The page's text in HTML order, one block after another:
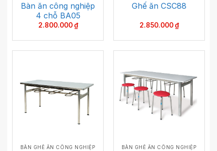
Bàn ăn công nghiệp
4 chỗ BA05
2.800.000₫
Ghế ăn CSC88
2.850.000₫
BÀN GHẾ ĂN CÔNG NGHIỆP BÀN GHẾ ĂN CÔNG NGHIỆP